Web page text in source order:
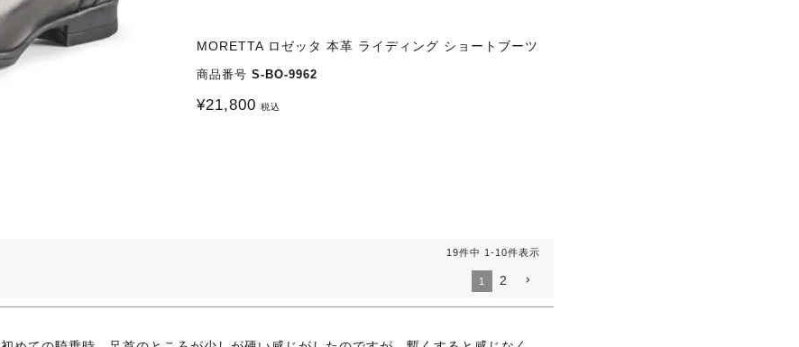
MORETTA ロゼッタ 本革 ライディング ショートブーツ
商品番号 S-BO-9962
¥21,800 税込
19件中 1 -10件表示
1 2